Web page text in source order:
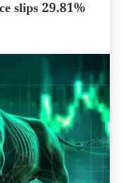
slips 29.81%